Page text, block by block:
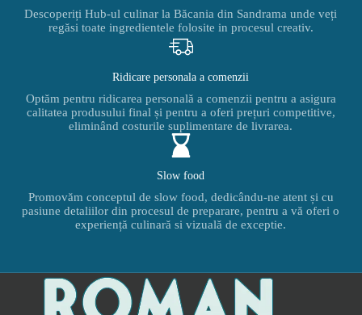
Descoperiți Hub-ul culinar la Băcania din Sandrama unde veți
regăsi toate ingredientele folosite in procesul creativ.
Ridicare personala a comenzii
Optăm pentru ridicarea personală a comenzii pentru a asigura
calitatea produsului final și pentru a oferi prețuri competitive,
eliminând costurile suplimentare de livrarea.
Slow food
Promovăm conceptul de slow food, dedicându-ne atent și cu
pasiune detaliilor din procesul de preparare, pentru a vă oferi o
experiență culinară si vizuală de exceptie.